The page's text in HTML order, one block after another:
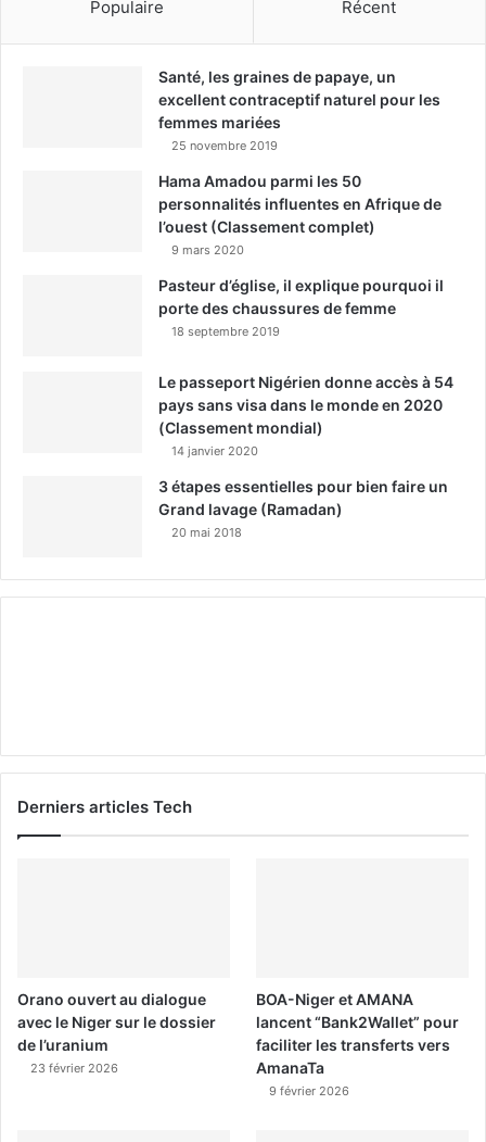
Populaire Récent
Santé, les graines de papaye, un
excellent contraceptif naturel pour les
femmes mariées
25 novembre 2019
Hama Amadou parmi les 50
personnalités influentes en Afrique de
l’ouest (Classement complet)
9 mars 2020
Pasteur d’église, il explique pourquoi il
porte des chaussures de femme
18 septembre 2019
Le passeport Nigérien donne accès à 54
pays sans visa dans le monde en 2020
(Classement mondial)
14 janvier 2020
3 étapes essentielles pour bien faire un
Grand lavage (Ramadan)
20 mai 2018
Derniers articles Tech
Orano ouvert au dialogue
avec le Niger sur le dossier
de l’uranium
23 février 2026
BOA-Niger et AMANA
lancent “Bank2Wallet” pour
faciliter les transferts vers
AmanaTa
9 février 2026